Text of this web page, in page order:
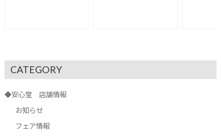
CATEGORY
◆安心堂 店舗情報
お知らせ
フェア情報